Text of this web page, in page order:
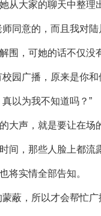
从大家的聊天中整理
师同意的，而且我对
围，可她的话不仅没
园广播，原来是你和
以为我不知道吗？”
大声，就是要让在场
间，那些人脸上都流
将实情全部告知。
蔽，所以才会帮忙广